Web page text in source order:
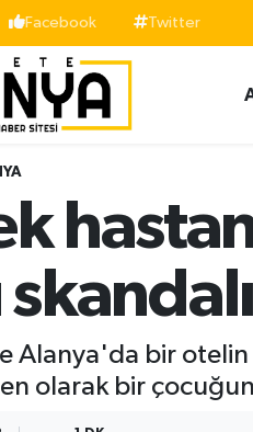
Facebook Twitter
Alanya'da bir otelin
olarak bir
Fikstür